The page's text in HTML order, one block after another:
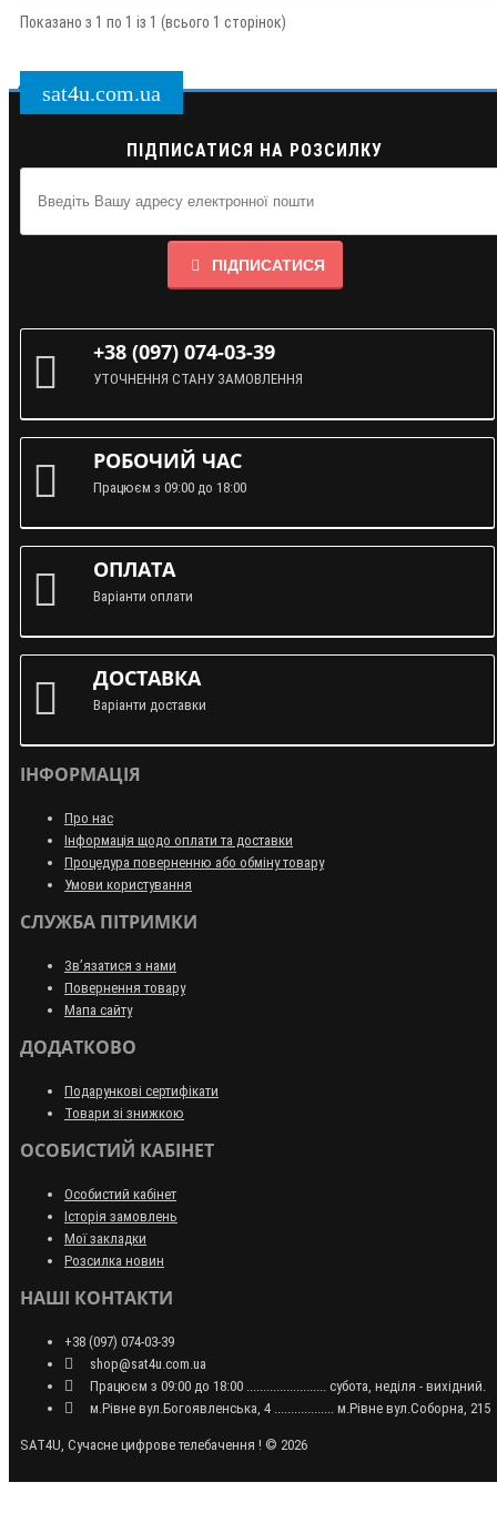
Показано з 1 по 1 із 1 (всього 1 сторінок)
sat4u.com.ua
ПІДПИСАТИСЯ НА РОЗСИЛКУ
ПІДПИСАТИСЯ
+38 (097) 074-03-39
УТОЧНЕННЯ СТАНУ ЗАМОВЛЕННЯ
РОБОЧИЙ ЧАС
Працюєм з 09:00 до 18:00
ОПЛАТА
Варіанти оплати
ДОСТАВКА
Варіанти доставки
ІНФОРМАЦІЯ
Про нас
Інформація щодо оплати та доставки
Процедура поверненню або обміну товару
Умови користування
СЛУЖБА ПІТРИМКИ
Зв’язатися з нами
Повернення товару
Мапа сайту
ДОДАТКОВО
Подарункові сертифікати
Товари зі знижкою
ОСОБИСТИЙ КАБІНЕТ
Особистий кабінет
Історія замовлень
Мої закладки
Розсилка новин
НАШІ КОНТАКТИ
+38 (097) 074-03-39
shop@sat4u.com.ua
Працюєм з 09:00 до 18:00 ........................ субота, неділя - вихідний.
м.Рівне вул.Богоявленська, 4 .................. м.Рівне вул.Соборна, 215
SAT4U, Сучасне цифрове телебачення ! © 2026